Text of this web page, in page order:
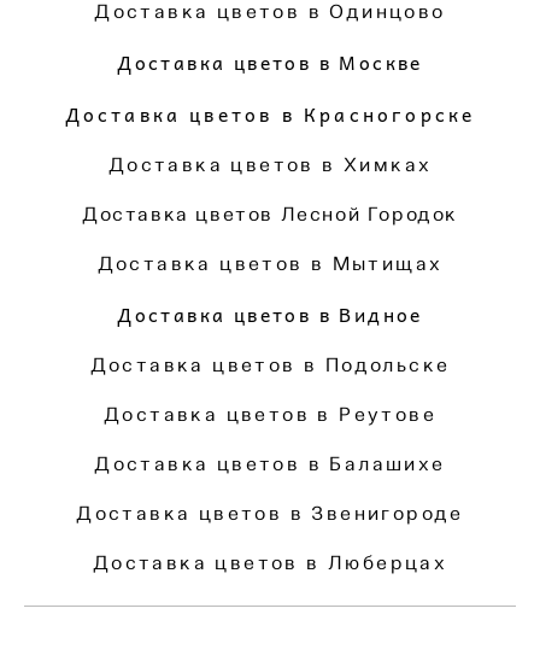
Доставка цветов в Одинцово
Доставка цветов в Москве
Доставка цветов в Красногорске
Доставка цветов в Химках
Доставка цветов Лесной Городок
Доставка цветов в Мытищах
Доставка цветов в Видное
Доставка цветов в Подольске
Доставка цветов в Реутове
Доставка цветов в Балашихе
Доставка цветов в Звенигороде
Доставка цветов в Люберцах